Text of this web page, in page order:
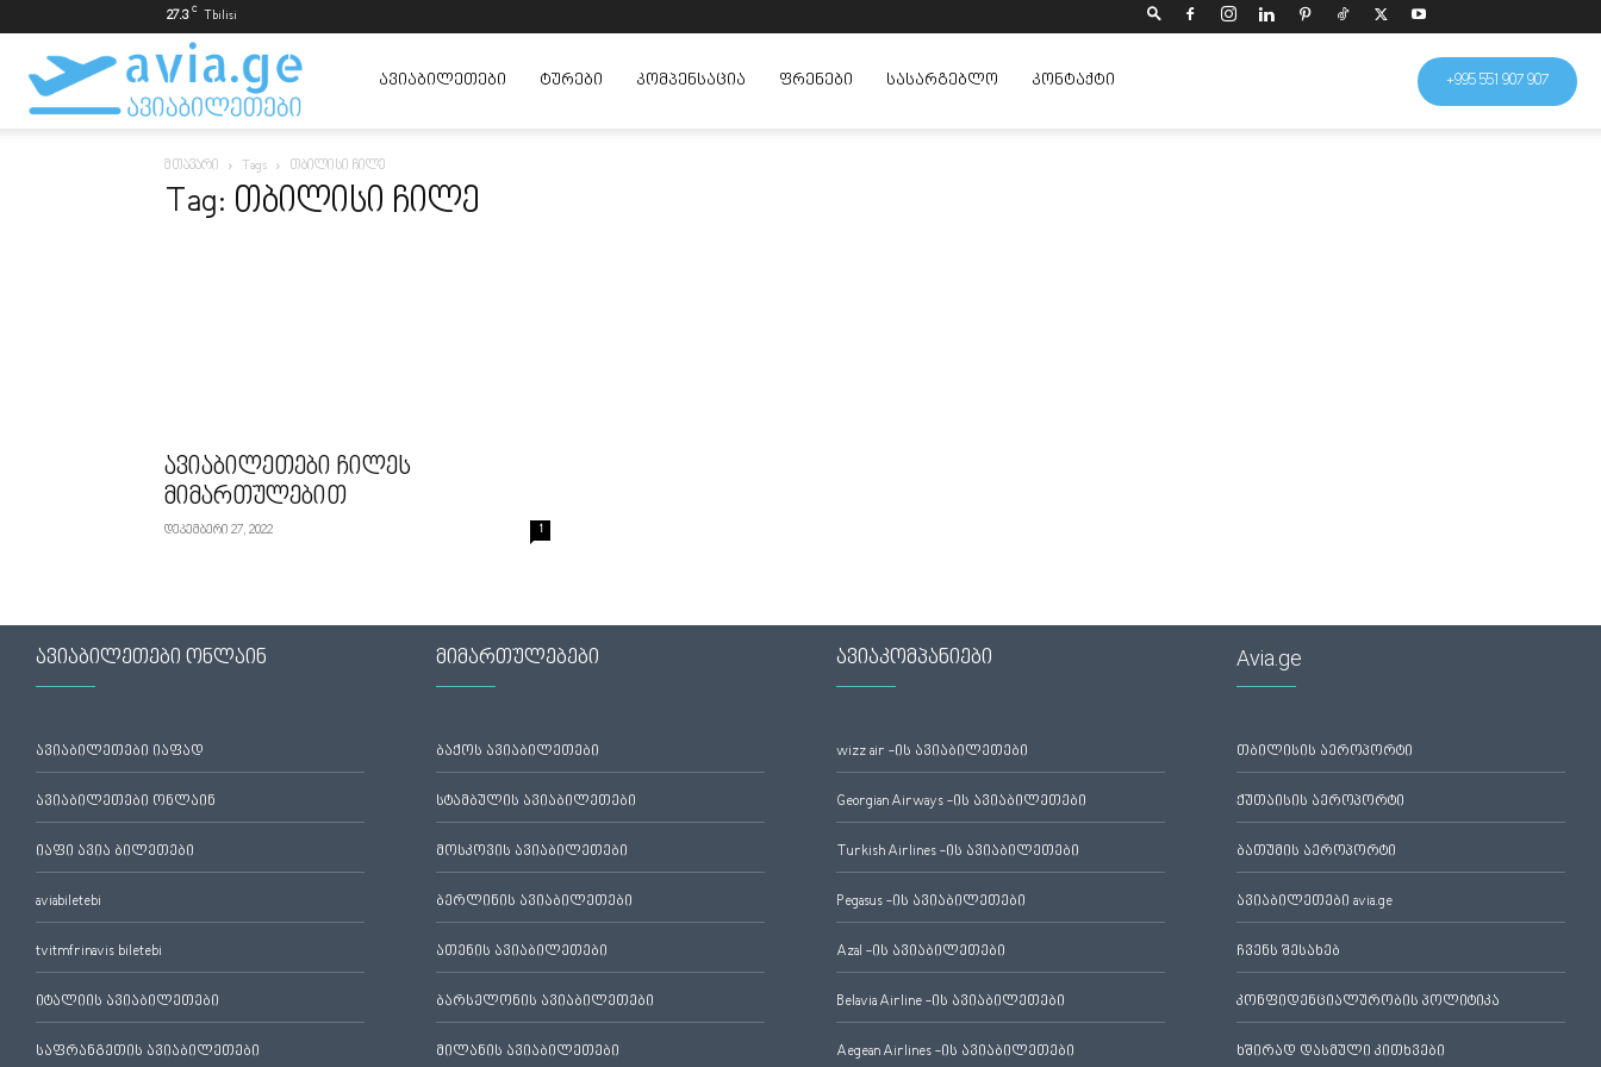
27.3 C Tbilisi
+995 551 907 907
ავიაბილეთები
ყველაზე
ᲐᲕᲘᲐᲑᲘᲚᲔᲗᲔᲑᲘ ᲢᲣᲠᲔᲑᲘ ᲙᲝᲛᲞᲔᲜᲡᲐᲪᲘᲐ ᲤᲠᲔᲜᲔᲑᲘ ᲡᲐᲡᲐᲠᲒᲔᲑᲚᲝ ᲙᲝᲜᲢᲐᲥᲢᲘ
მთავარი Tags თბილისი ჩილე
Tag: თბილისი ჩილე
ავიაბილეთები ჩილეს
მიმართულებით
დეკემბერი 27, 2022 1
ავიაბილეთები ონლაინ
ავიაბილეთები იაფად
ავიაბილეთები ონლაინ
იაფი ავია ბილეთები
aviabiletebi
tvitmfrinavis biletebi
იტალიის ავიაბილეთები
საფრანგეთის ავიაბილეთები
მიმართულებები
ბაქოს ავიაბილეთები
სტამბულის ავიაბილეთები
მოსკოვის ავიაბილეთები
ბერლინის ავიაბილეთები
ათენის ავიაბილეთები
ბარსელონის ავიაბილეთები
მილანის ავიაბილეთები
ავიაკომპანიები
wizz air -ის ავიაბილეთები
Georgian Airways -ის ავიაბილეთები
Turkish Airlines -ის ავიაბილეთები
Pegasus -ის ავიაბილეთები
Azal -ის ავიაბილეთები
Belavia Airline -ის ავიაბილეთები
Aegean Airlines -ის ავიაბილეთები
Avia.ge
თბილისის აეროპორტი
ქუთაისის აეროპორტი
ბათუმის აეროპორტი
ავიაბილეთები avia.ge
ჩვენს შესახებ
კონფიდენციალურობის პოლიტიკა
ხშირად დასმული კითხვები